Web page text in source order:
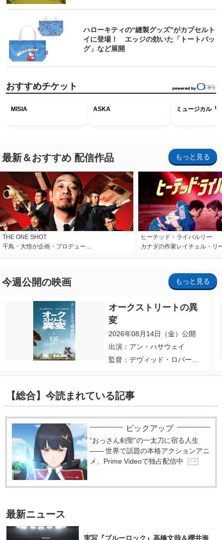
ハローキティの“縫製グッズ”がカプセルト
イに登場！ エッジの効いた「トートバッ
グ」など展開
おすすめチケット
MISIA ASKA ミュージカル『
最新＆おすすめ 配信作品 もっと見る
THE ONE SHOT
千鳥・大悟が企画・プロデュー…
ヒーテッド・ライバルリー
カナダの作家レイチェル・リ
今週公開の映画 もっと見る
オークストリートの異
変
2026年08月14日（金）公開
出演：アン・ハサウェイ
監督：デヴィッド・ロバー
【総合】今読まれている記事
ピックアップ
“おっさん剣聖”の一太刀に宿る人生
―― 世界で話題の本格アクションアニ
メ、Prime Videoで独占配信中
P R
最新ニュース
実写『ブルーロック』高橋文哉＆櫻井海